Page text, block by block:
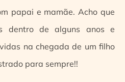
papai e mamãe. Acho que
dentro de alguns anos e
na chegada de um filho
para sempre!!